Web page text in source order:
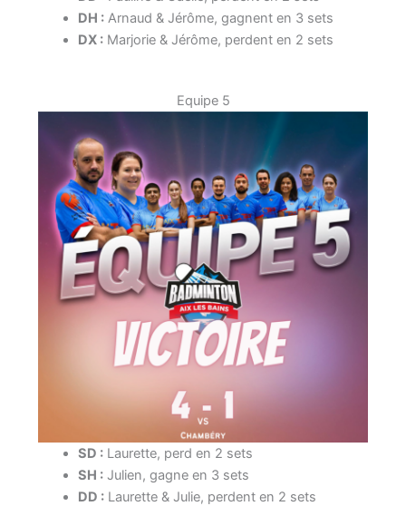
DH :Arnaud & Jérôme, gagnent en 3 sets
DX :Marjorie & Jérôme, perdent en 2 sets
Equipe 5
SD :Laurette, perd en 2 sets
SH :Julien, gagne en 3 sets
DD :Laurette & Julie, perdent en 2 sets